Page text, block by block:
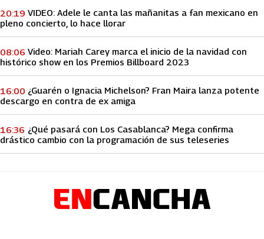
VIDEO: Adele le canta las mañanitas a fan mexicano en
pleno concierto, lo hace llorar
20:19
Video: Mariah Carey marca el inicio de la navidad con
histórico show en los Premios Billboard 2023
08:06
¿Guarén o Ignacia Michelson? Fran Maira lanza potente
descargo en contra de ex amiga
16:00
¿Qué pasará con Los Casablanca? Mega confirma
drástico cambio con la programación de sus teleseries
16:36